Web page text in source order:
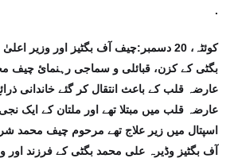
.
کوئٹہ، 20 دسمبر:چیف آف بگٹیز اور وزیر
بگٹی کے کزن، قبائلی و سماجی رہنمائ چیف
عارضہ قلب کے باعث انتقال کر گئے خاندانی
عارضہ قلب میں مبتلا تھے اور ملتان کے ایک
اسپتال میں زیر علاج تھے مرحوم چیف محمد
آف بگٹیز وڈیرہ علی محمد بگٹی کے فرزند اور